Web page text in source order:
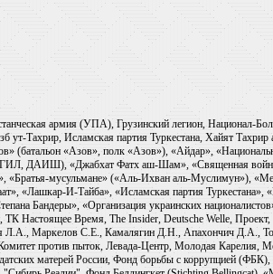
армия (УПА), Грузинский легион, Национал-
Тахрир, Исламская партия Туркестана, Хайят
(батальон «Азов», полк «Азов»), «Айдар»,
ИГИЛ, ДАИШ), «Джабхат Фатх аш-Шам», «Священная
мусульмане» («Аль-Ихван аль-Муслимун»),
«Лашкар-И-Тайба», «Исламская партия Туркестана»,
Бандеры», «Организация украинских
Настоящее Время, The Insider, Deutsche Welle,
Л.А., Маркелов С.Е., Камалягин Д.Н., Апахончич Д.А.,
против пыток, Левада-Центр, Молодая Карелия,
матерей России, Фонд борьбы с коррупцией